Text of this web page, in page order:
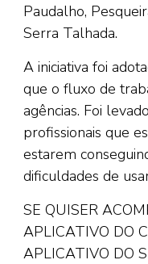
Paudalho,
Serra Talhada.
A iniciativa foi
que o fluxo de
agências. Foi
profissionais que
estarem
dificuldades de
SE QUISER
APLICATIVO DO
APLICATIVO DO